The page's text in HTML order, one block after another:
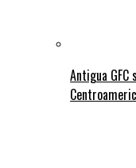
Antigua GFC